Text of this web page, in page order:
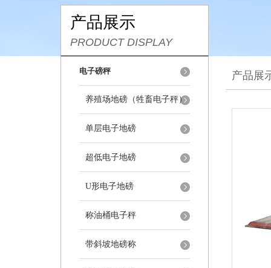
产品展示
PRODUCT DISPLAY
电子磅秤
养殖场地磅（牲畜电子秤）
单层电子地磅
超低电子地磅
U形电子地磅
称油桶电子秤
带斜坡地磅称
产品展